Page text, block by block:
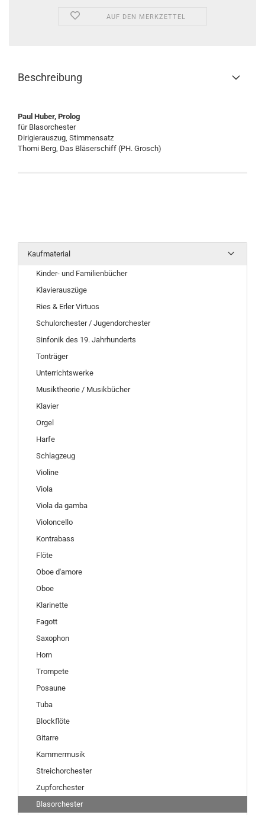
AUF DEN MERKZETTEL
Beschreibung
Paul Huber, Prolog
für Blasorchester
Dirigierauszug, Stimmensatz
Thomi Berg, Das Bläserschiff (PH. Grosch)
Kaufmaterial
Kinder- und Familienbücher
Klavierauszüge
Ries & Erler Virtuos
Schulorchester / Jugendorchester
Sinfonik des 19. Jahrhunderts
Tonträger
Unterrichtswerke
Musiktheorie / Musikbücher
Klavier
Orgel
Harfe
Schlagzeug
Violine
Viola
Viola da gamba
Violoncello
Kontrabass
Flöte
Oboe d'amore
Oboe
Klarinette
Fagott
Saxophon
Horn
Trompete
Posaune
Tuba
Blockflöte
Gitarre
Kammermusik
Streichorchester
Zupforchester
Blasorchester